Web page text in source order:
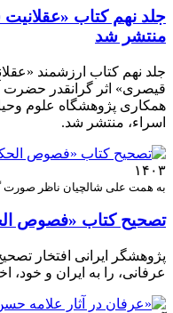
جلد نهم کتاب
منتشر شد
جلد نهم کتاب ارزشمند
قیصری» اثر گرانقدر حضرت
همکاری پژوهشگاه علوم
اسراء، منتشر شد.
۱۴۰۳
به همت علی شالچیان ناظر
تصحیح کتاب «فصوص
پژوهشگر ایرانی افتخار
عرفانی، را به ایران و خود،